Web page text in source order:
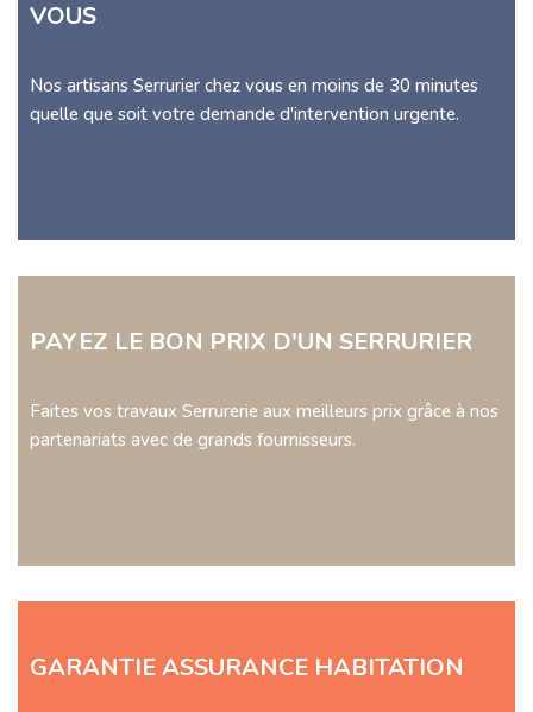
VOUS
Nos artisans Serrurier chez vous en moins de 30 minutes
quelle que soit votre demande d'intervention urgente.
PAYEZ LE BON PRIX D'UN SERRURIER
Faites vos travaux Serrurerie aux meilleurs prix grâce à nos
partenariats avec de grands fournisseurs.
GARANTIE ASSURANCE HABITATION